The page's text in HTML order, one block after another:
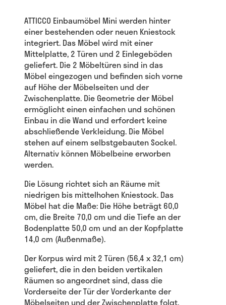
ATTICCO Einbaumöbel Mini werden hinter
einer bestehenden oder neuen Kniestock
integriert. Das Möbel wird mit einer
Mittelplatte, 2 Türen und 2 Einlegeböden
geliefert. Die 2 Möbeltüren sind in das
Möbel eingezogen und befinden sich vorne
auf Höhe der Möbelseiten und der
Zwischenplatte. Die Geometrie der Möbel
ermöglicht einen einfachen und schönen
Einbau in die Wand und erfordert keine
abschließende Verkleidung. Die Möbel
stehen auf einem selbstgebauten Sockel.
Alternativ können Möbelbeine erworben
werden.
Die Lösung richtet sich an Räume mit
niedrigen bis mittelhohen Kniestock. Das
Möbel hat die Maße: Die Höhe beträgt 60,0
cm, die Breite 70,0 cm und die Tiefe an der
Bodenplatte 50,0 cm und an der Kopfplatte
14,0 cm (Außenmaße).
Der Korpus wird mit 2 Türen (56,4 x 32,1 cm)
geliefert, die in den beiden vertikalen
Räumen so angeordnet sind, dass die
Vorderseite der Tür der Vorderkante der
Möbelseiten und der Zwischenplatte folgt.